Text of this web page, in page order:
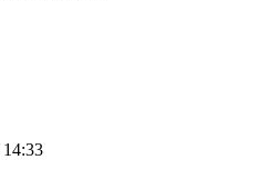
14:33